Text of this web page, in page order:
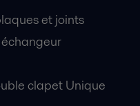
et joints
clapet Unique